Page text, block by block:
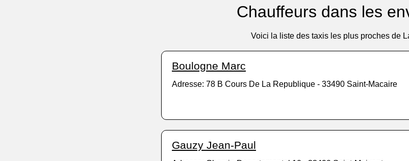
Chauffeurs dans les
Voici la liste des taxis les plus proches de
Boulogne Marc
Adresse: 78 B Cours De La Republique - 33490 Saint-Macaire
Gauzy Jean-Paul